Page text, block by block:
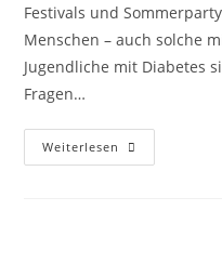
Festivals und
Menschen – auch solche
Jugendliche mit Diabetes
Fragen…
Weiterlesen